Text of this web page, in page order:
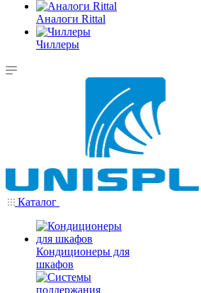
Аналоги Rittal
Чиллеры
Каталог
Кондиционеры для
шкафов